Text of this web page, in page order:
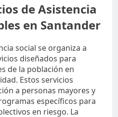
de Asistencia
en Santander
social se organiza a
diseñados para
de la población en
Estos servicios
a personas mayores y
específicos para
en riesgo. La